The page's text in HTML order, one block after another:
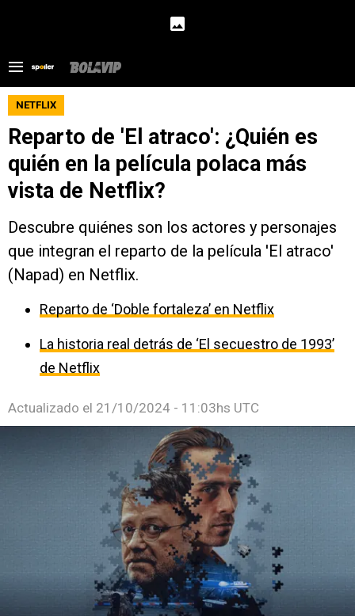
NETFLIX
Reparto de 'El atraco': ¿Quién es
quién en la película polaca más
vista de Netflix?
Descubre quiénes son los actores y personajes
que integran el reparto de la película 'El atraco'
(Napad) en Netflix.
Reparto de ‘Doble fortaleza’ en Netflix
La historia real detrás de ‘El secuestro de 1993’
de Netflix
Actualizado el 21/10/2024 - 11:03hs UTC